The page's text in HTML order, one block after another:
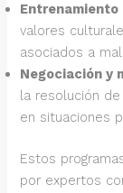
valores
asociados a
Negociación y
la resolución
en situaciones
Estos
por expertos